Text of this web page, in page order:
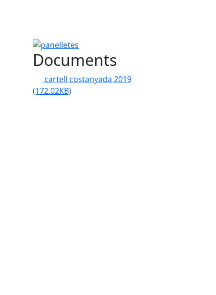
panelletes
Documents
cartell costanyada 2019
(172.02KB)